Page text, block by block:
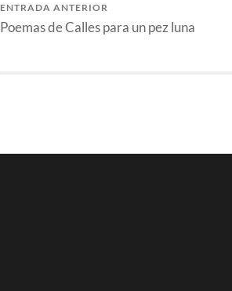
ENTRADA ANTERIOR
Poemas de Calles para un pez luna